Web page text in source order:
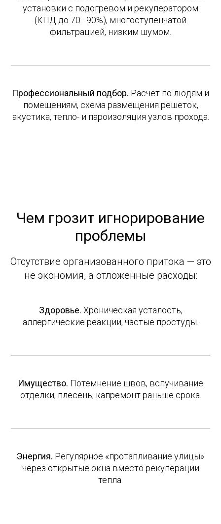
установки с подогревом и рекуператором
(КПД до 70–90%), многоступенчатой
фильтрацией, низким шумом.
Профессиональный подбор. Расчет по людям и
помещениям, схема размещения решеток,
акустика, тепло- и пароизоляция узлов прохода.
Чем грозит игнорирование
проблемы
Отсутствие организованного притока — это
не экономия, а отложенные расходы:
Здоровье. Хроническая усталость,
аллергические реакции, частые простуды.
Имущество. Потемнение швов, вспучивание
отделки, плесень, капремонт раньше срока.
Энергия. Регулярное «протапливание улицы»
через открытые окна вместо рекуперации
тепла.